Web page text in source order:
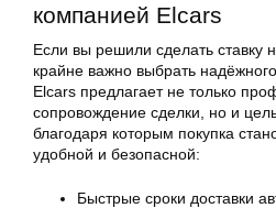
компанией Elcars
Если вы решили сделать ставку
крайне важно выбрать
Elcars предлагает не только
сопровождение сделки, но и
благодаря которым покупка
удобной и безопасной:
Быстрые сроки доставки